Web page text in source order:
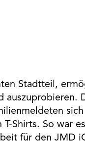
Stadtteil,
auszuprobieren.
Shirts. So war
für den JMD